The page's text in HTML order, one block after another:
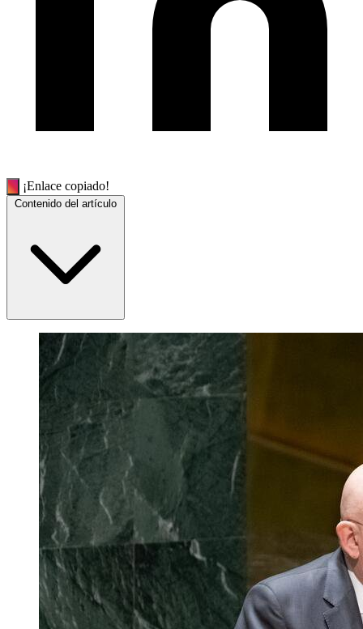
¡Enlace copiado!
Contenido del artículo